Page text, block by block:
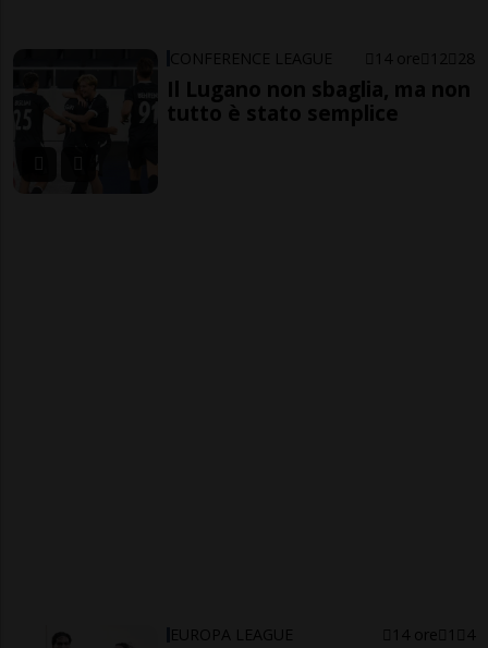
CONFERENCE LEAGUE 14 ore 12 28
Il Lugano non sbaglia, ma non
tutto è stato semplice
EUROPA LEAGUE 14 ore 1 4